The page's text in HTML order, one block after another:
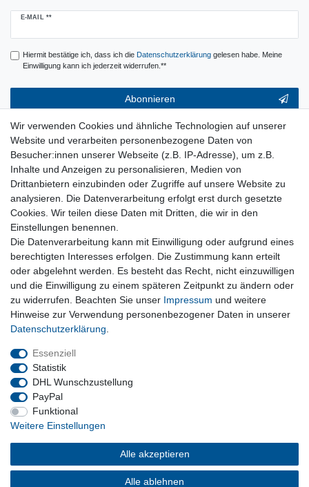
E-MAIL **
Newsletter
Hiermit bestätige ich, dass ich die Daten­schutz­erklärunggelesen habe. Meine
Einwilligung kann ich jederzeit widerrufen.**
Abonnieren
** Hierbei handelt es sich um ein Pflichtfeld.
Service & Hilfe
Kontakt
Warenkorb
Zur Kasse
Nützliches
Newsletter abmelden
Widerrufsformular
Vertrag Widerrufen
Rechtliches
Impressum
Wiederrufsrecht
AGB
Privatkunden
Neukundenanmeldung
Mein Konto
Wir verwenden Cookies und ähnliche Technologien auf unserer
Website und verarbeiten personenbezogene Daten von
Besucher:innen unserer Webseite (z.B. IP-Adresse), um z.B.
Inhalte und Anzeigen zu personalisieren, Medien von
Drittanbietern einzubinden oder Zugriffe auf unsere Website zu
analysieren. Die Datenverarbeitung erfolgt erst durch gesetzte
Cookies. Wir teilen diese Daten mit Dritten, die wir in den
Einstellungen benennen.
Die Datenverarbeitung kann mit Einwilligung oder aufgrund eines
berechtigten Interesses erfolgen. Die Zustimmung kann erteilt
oder abgelehnt werden. Es besteht das Recht, nicht einzuwilligen
und die Einwilligung zu einem späteren Zeitpunkt zu ändern oder
zu widerrufen. Beachten Sie unser Impressum und weitere
Hinweise zur Verwendung personenbezogener Daten in unserer
Daten­schutz­erklärung
Essenziell
Statistik
DHL Wunschzustellung
PayPal
Funktional
Weitere Einstellungen
Alle akzeptieren
Alle ablehnen